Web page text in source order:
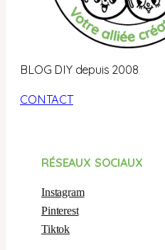
BLOG DIY depuis 2008
CONTACT
RÉSEAUX SOCIAUX
Instagram
Pinterest
Tiktok